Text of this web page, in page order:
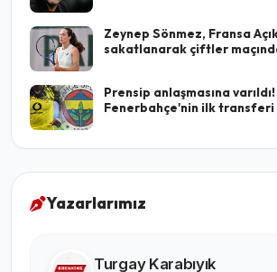
Zeynep Sönmez, Fransa
sakatlanarak çiftler
Prensip anlaşmasına
Fenerbahçe'nin ilk transferi
Yazarlarımız
Turgay Karabıyık